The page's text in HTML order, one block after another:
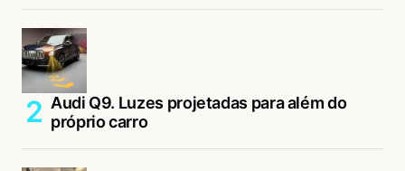
Audi Q9. Luzes projetadas para além do
próprio carro